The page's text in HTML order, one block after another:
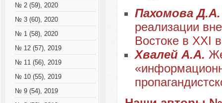
№ 2 (59), 2020
№ 3 (60), 2020
№ 1 (58), 2020
№ 12 (57), 2019
№ 11 (56), 2019
№ 10 (55), 2019
№ 9 (54), 2019
Пахомова
реализации
Востоке в XXI
Хвалей А.А.